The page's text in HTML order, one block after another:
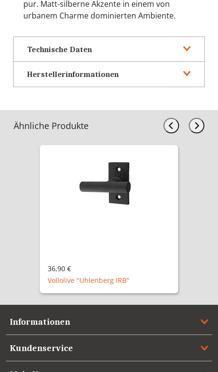
pur. Matt-silberne Akzente in einem von
urbanem Charme dominierten Ambiente.
Technische Daten
Herstellerinformationen
Ähnliche Produkte
36,90 €
Vollolive "Uhlenberg IRB"
Informationen
Kundenservice